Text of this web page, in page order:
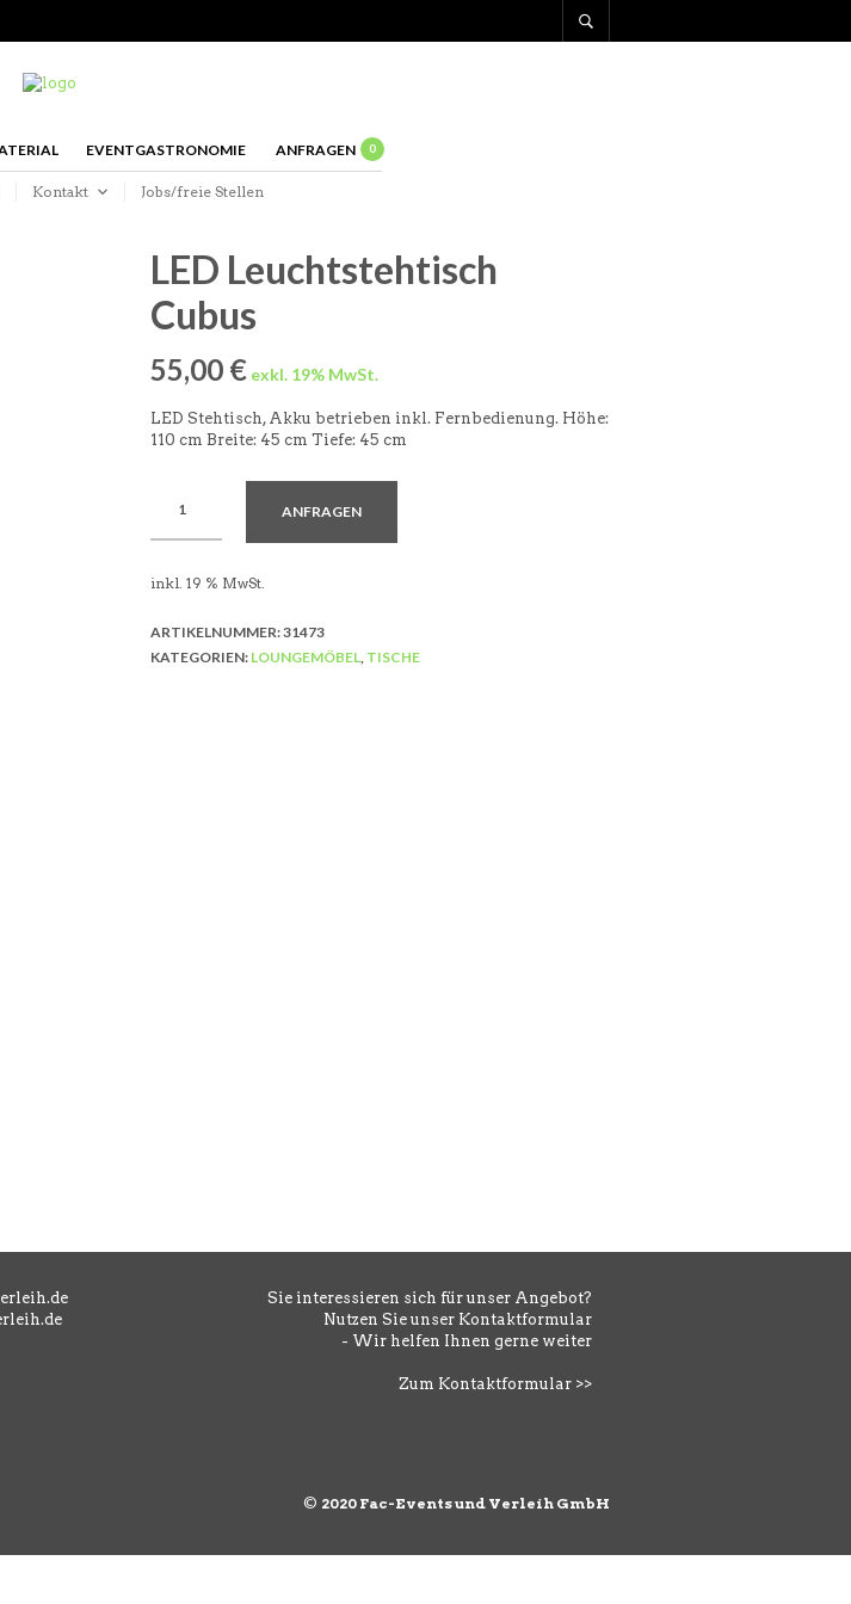
EVENTGASTRONOMIE ANFRAGEN 0
Kontakt Jobs/freie Stellen
LED Leuchtstehtisch
Cubus
55,00 €
LED Stehtisch, Akku betrieben inkl. Fernbedienung. Höhe:
110 cm Breite: 45 cm Tiefe: 45 cm
ANFRAGEN
inkl. 19 % MwSt.
ARTIKELNUMMER:31473
KATEGORIEN: LOUNGEMÖBEL, TISCHE
Sie interessieren sich für unser Angebot?
Nutzen Sie unser Kontaktformular
- Wir helfen Ihnen gerne weiter
Zum Kontaktformular >>
© 2020 Fac-Events und Verleih GmbH